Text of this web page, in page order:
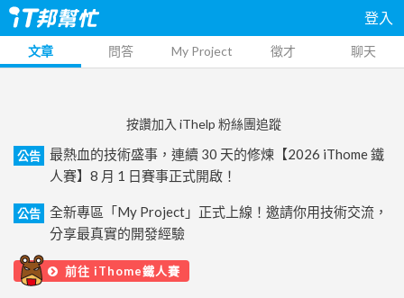
登入
文章 問答 My Project 徵才 聊天
按讚加入 iThelp 粉絲團追蹤
公告
最熱血的技術盛事，連續 30 天的修煉【2026 iThome 鐵
人賽】8 月 1 日賽事正式開啟！
公告
全新專區「My Project」正式上線！邀請你用技術交流，
分享最真實的開發經驗
前往 iThome鐵人賽